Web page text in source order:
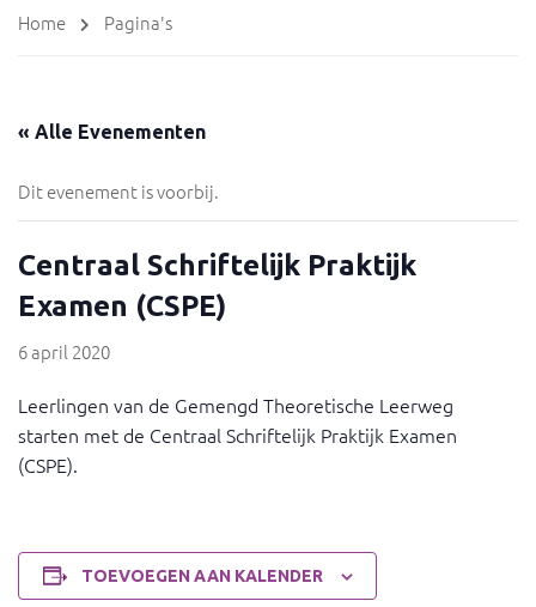
Home Pagina's
« Alle Evenementen
Dit evenement is voorbij.
Centraal Schriftelijk Praktijk
Examen (CSPE)
6 april 2020
Leerlingen van de Gemengd Theoretische Leerweg
starten met de Centraal Schriftelijk Praktijk Examen
(CSPE).
TOEVOEGEN AAN KALENDER